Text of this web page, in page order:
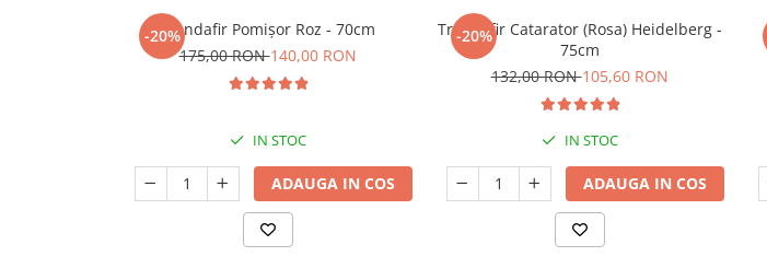
Seminte de Ierburi
Seminte de Legume/Fructe
-20%
Trandafir Pomișor Roz - 70cm
175,00 RON140,00 RON
IN STOC
ADAUGA IN COS
-20%
Trandafir Catarator (Rosa) Heidelberg -
75cm
132,00 RON105,60 RON
IN STOC
ADAUGA IN COS